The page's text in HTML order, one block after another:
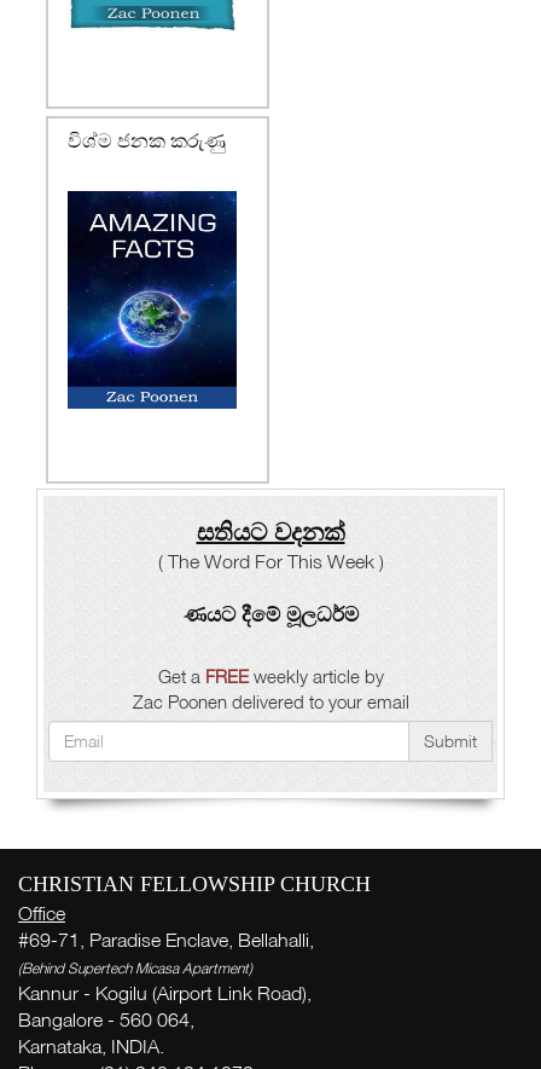
විශ්ම ජනක කරුණු
සතියට වදනක්
( The Word For This Week )
ණයට දීමේ මූලධර්ම
Get a FREEweekly article by
Zac Poonen delivered to your email
Submit
CHRISTIAN FELLOWSHIP CHURCH
Office
#69-71, Paradise Enclave, Bellahalli,
(Behind Supertech Micasa Apartment)
Kannur - Kogilu (Airport Link Road),
Bangalore - 560 064,
Karnataka, INDIA.